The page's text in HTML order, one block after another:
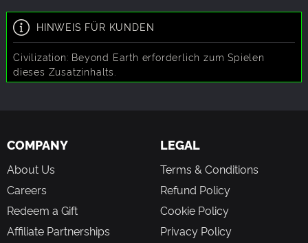
Visionen für die Zukunft der Menschheit. Durch Investition in
mehrere Affinitäten anstelle der Spezialisierung auf nur
-Verbesserungen freischalten.
Neue Biome: Zwei neue Welttypen wurden hinzugefügt.
Urzeitliche Welten sind voller vulkanischer Aktivitäten in der
Meeren und vereisten Tundren bedeckt.
HINWEIS FÜR KUNDEN
Civilization: Beyond Earth erforderlich zum Spielen
dieses Zusatzinhalts.
COMPANY
About Us
Careers
Redeem a Gift
Affiliate Partnerships
LEGAL
Terms & Conditions
Refund Policy
Cookie Policy
Privacy Policy